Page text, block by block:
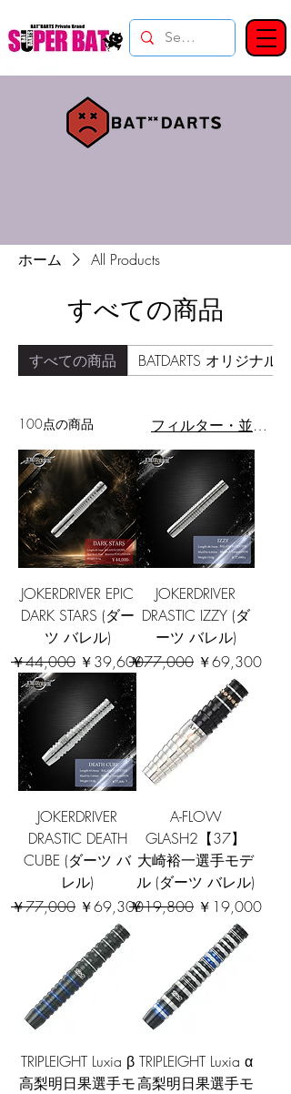
ホーム All Products
すべての商品
すべての商品 BATDARTS オリジナル
100点の商品 フィルター・並び替え
JOKERDRIVER EPIC
DARK STARS (ダー
ツ バレル)
通常価格
￥44,000 セール価格
￥39,600
JOKERDRIVER
DRASTIC IZZY (ダ
ーツ バレル)
通常価格
￥77,000 セール価格
￥69,300
JOKERDRIVER
DRASTIC DEATH
CUBE (ダーツ バ
レル)
通常価格
￥77,000 セール価格
￥69,300
A-FLOW
GLASH2【37】
大崎裕一選手モデ
ル (ダーツ バレル)
通常価格
￥19,800 セール価格
￥19,000
TRIPLEIGHT Luxia β
高梨明日果選手モ
TRIPLEIGHT Luxia α
高梨明日果選手モ